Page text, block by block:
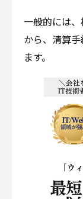
一般的には
から、清算
ます。